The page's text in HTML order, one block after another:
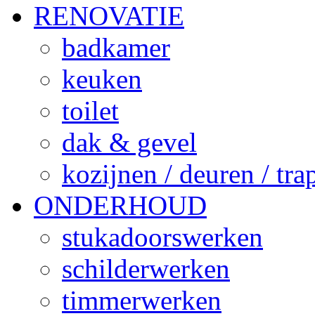
RENOVATIE
badkamer
keuken
toilet
dak & gevel
kozijnen / deuren /
ONDERHOUD
stukadoorswerken
schilderwerken
timmerwerken